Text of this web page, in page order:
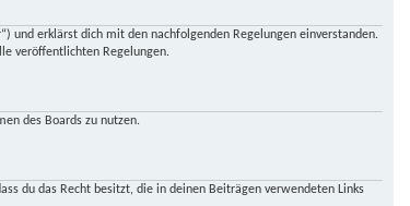
und erklärst dich mit den nachfolgenden Regelungen einverstanden.
veröffentlichten Regelungen.
des Boards zu nutzen.
du das Recht besitzt, die in deinen Beiträgen verwendeten Links